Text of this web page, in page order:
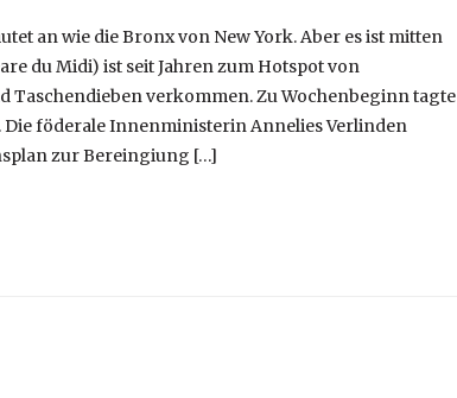
an wie die Bronx von New York. Aber es ist mitten
du Midi) ist seit Jahren zum Hotspot von
Taschendieben verkommen. Zu Wochenbeginn tagte
föderale Innenministerin Annelies Verlinden
zur Bereingiung […]